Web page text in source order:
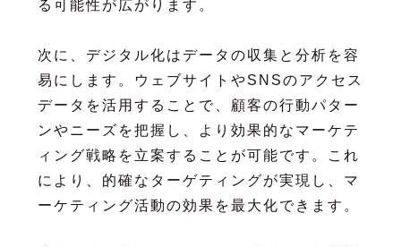
る可能性が広がります。
次に、デジタル化はデータの収集と分析を容
易にします。ウェブサイトやSNSのアクセス
データを活用することで、顧客の行動パター
ンやニーズを把握し、より効果的なマーケテ
ィング戦略を立案することが可能です。これ
により、的確なターゲティングが実現し、マ
ーケティング活動の効果を最大化できます。